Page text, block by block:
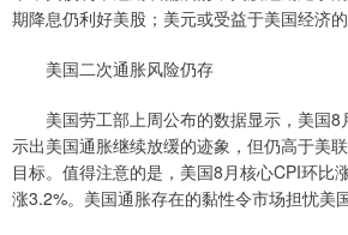
期降息仍利好美股；美元或受益于美国经济
美国二次通胀风险仍存
美国劳工部上周公布的数据显示，美国8
示出美国通胀继续放缓的迹象，但仍高于美
目标。值得注意的是，美国8月核心CPI环比
涨3.2%。美国通胀存在的黏性令市场担忧美